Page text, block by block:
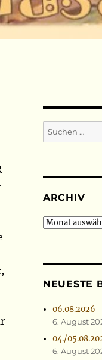
Suchen
nach:
ARCHIV
Archiv
NEUESTE
06.08.2026
6. August
04./
6. August